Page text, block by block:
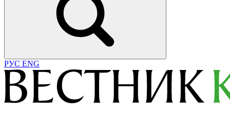
РУС ENG